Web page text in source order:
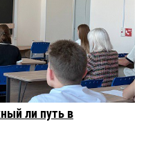
ли путь в